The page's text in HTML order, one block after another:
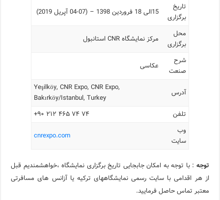
موزه افسانه‌های کارتال استانبول؛ سفری به دنیای قصه‌ها در
موزه ساعت کاخ توپکاپی استانبول
تاریخ
برگزاری
15الی 18 فروردین 1398 – (07-04 آپریل 2019)
محل
برگزاری
مرکز نمایشگاه CNR استانبول
شرح
صنعت
عکاسی
آدرس
Yeşilköy, CNR Expo, CNR Expo,
Bakırköy/Istanbul, Turkey
تلفن
۷۴ ۷۴ ۴۶۵ ۲۱۲ ۹۰+
وب
سایت
cnrexpo.com
توجه : با توجه به امکان جابجایی تاریخ برگزاری نمایشگاه ،خواهشمندیم قبل
از هر اقدامی با سایت رسمی نمایشگاههای ترکیه یا آزانس های مسافرتی
معتبر تماس حاصل فرمایید.